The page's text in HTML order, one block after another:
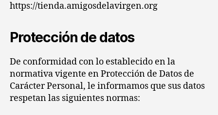
https://tienda.amigosdelavirgen.org
Protección de datos
De conformidad con lo establecido en la
normativa vigente en Protección de Datos de
Carácter Personal, le informamos que sus datos
respetan las siguientes normas: